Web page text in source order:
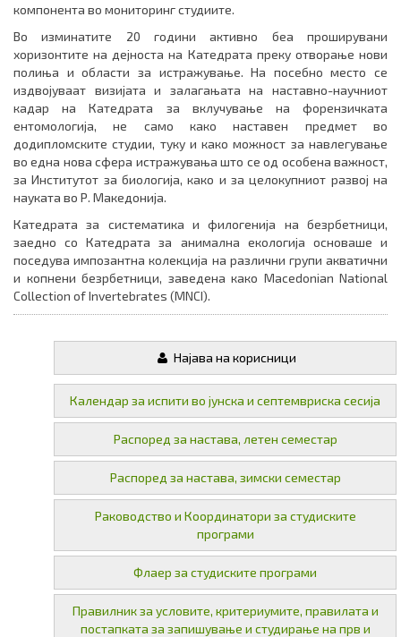
компонента во мониторинг студиите.
Во изминатите 20 години активно беа проширувани
хоризонтите на дејноста на Катедрата преку отворање нови
полиња и области за истражување. На посебно место се
издвојуваат визијата и залагањата на наставно-научниот
кадар на Катедрата за вклучување на форензичката
ентомологија, не само како наставен предмет во
додипломските студии, туку и како можност за навлегување
во една нова сфера истражувања што се од особена важност,
за Институтот за биологија, како и за целокупниот развој на
науката во Р. Македонија.
Катедрата за систематика и филогенија на безрбетници,
заедно со Катедрата за анимална екологија основаше и
поседува импозантна колекција на различни групи акватични
и копнени безрбетници, заведена како Macedonian National
Collection of Invertebrates (MNCI).
Најава на корисници
Календар за испити во јунска и септемвриска сесија
Распоред за настава, летен семестар
Распоред за настава, зимски семестар
Раководство и Координатори за студиските
програми
Флаер за студиските програми
Правилник за условите, критериумите, правилата и
постапката за запишување и студирање на прв и